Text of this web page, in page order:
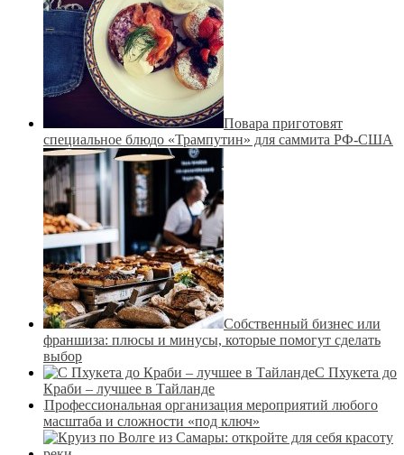
Повара приготовят
специальное блюдо «Трампутин» для саммита РФ-США
Собственный бизнес или
франшиза: плюсы и минусы, которые помогут сделать
выбор
С Пхукета до
Краби – лучшее в Тайланде
Профессиональная организация мероприятий любого
масштаба и сложности «под ключ»